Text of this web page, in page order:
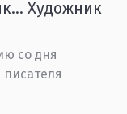
Художник
со дня